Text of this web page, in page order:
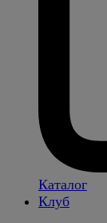
Каталог
Клуб